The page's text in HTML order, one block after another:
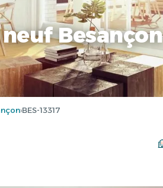
Besançon
›BES-13317